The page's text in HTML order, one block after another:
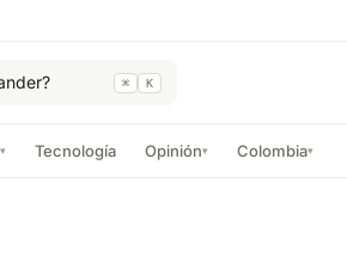
⌘ K
▾ Tecnología Opinión▾ Colombia▾